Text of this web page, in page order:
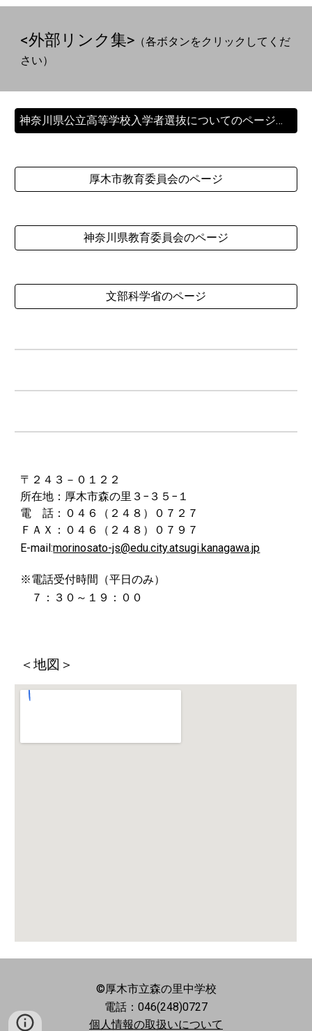
<外部リンク集> （各ボタンをクリックしてくだ
さい）
神奈川県公立高等学校入学者選抜についてのページ（神奈川県教育委員会高校教育課HP）
厚木市教育委員会のページ
神奈川県教育委員会のページ
文部科学省のページ
〒２４３－０１２２
所在地：厚木市森の里３−３５−１
電 話：０４６（２４８）０７２７
ＦＡＸ：０４６（２４８）０７９７
E-mail:morinosato-js@edu.city.atsugi.kanagawa.jp
※電話受付時間（平日のみ）
７：３０～１９：００
＜地図＞
©厚木市立森の里中学校
電話：046(248)0727
個人情報の取扱いについて